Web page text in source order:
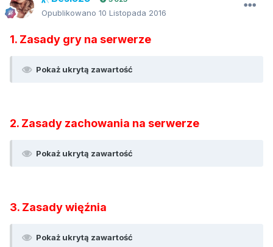
Opublikowano 10 Listopada 2016
1. Zasady gry na serwerze
Pokaż ukrytą zawartość
2. Zasady zachowania na serwerze
Pokaż ukrytą zawartość
3. Zasady więźnia
Pokaż ukrytą zawartość